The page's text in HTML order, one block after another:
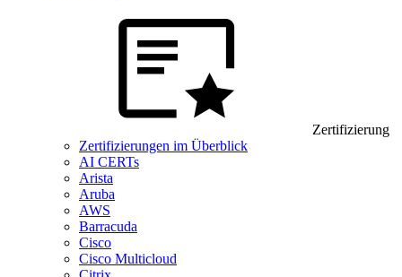
Zertifizierung
Zertifizierungen im Überblick
AI CERTs
Arista
Aruba
AWS
Barracuda
Cisco
Cisco Multicloud